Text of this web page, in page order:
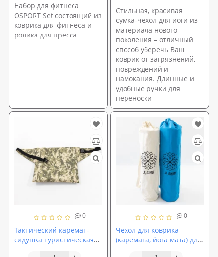
Набор для фитнеса
OSPORT Set состоящий из
коврика для фитнеса и
ролика для пресса.
Стильная, красивая
сумка-чехол для йоги из
материала нового
поколения – отличный
способ уберечь Ваш
коврик от загрязнений,
повреждений и
намокания. Длинные и
удобные ручки для
переноски
0
Тактический каремат-
сидушка туристическая
0
Чехол для коврика
(каремата, йога мата) для